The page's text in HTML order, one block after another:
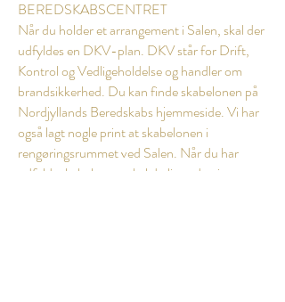
BEREDSKABSCENTRET
Når du holder et arrangement i Salen, skal der
udfyldes en DKV-plan. DKV står for Drift,
Kontrol og Vedligeholdelse og handler om
brandsikkerhed. Du kan finde skabelonen på
Nordjyllands Beredskabs hjemmeside. Vi har
også lagt nogle print at skabelonen i
rengøringsrummet ved Salen. Når du har
udfyldt skabelonen, skal du ligge den i